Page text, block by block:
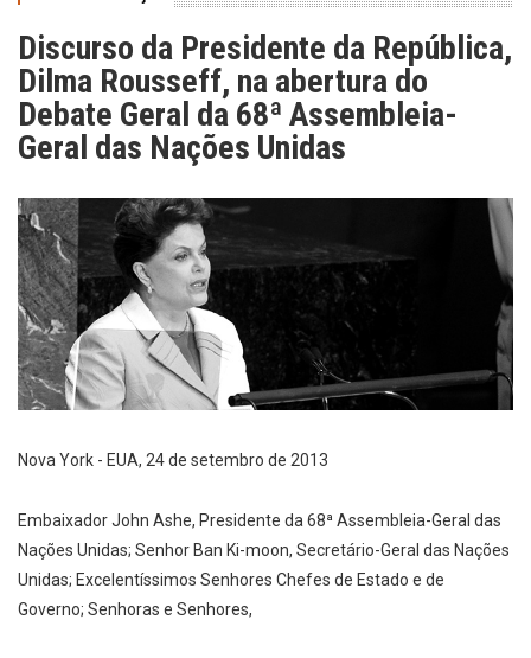
Discurso da Presidente da República,
Dilma Rousseff, na abertura do
Debate Geral da 68ª Assembleia-
Geral das Nações Unidas
Nova York - EUA, 24 de setembro de 2013
Embaixador John Ashe, Presidente da 68ª Assembleia-Geral das
Nações Unidas; Senhor Ban Ki-moon, Secretário-Geral das Nações
Unidas; Excelentíssimos Senhores Chefes de Estado e de
Governo; Senhoras e Senhores,